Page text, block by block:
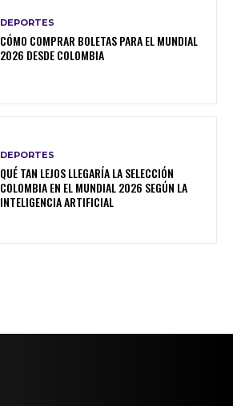
DEPORTES
CÓMO COMPRAR BOLETAS PARA EL MUNDIAL
2026 DESDE COLOMBIA
DEPORTES
QUÉ TAN LEJOS LLEGARÍA LA SELECCIÓN
COLOMBIA EN EL MUNDIAL 2026 SEGÚN LA
INTELIGENCIA ARTIFICIAL